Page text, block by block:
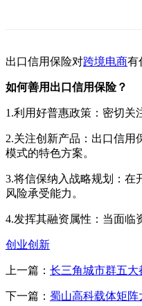
出口信用保险对跨境电商有
如何善用出口信用保险？
1.利用好普惠政策：密切关
2.关注创新产品：出口信用
模式的特色方案。
3.将信保纳入战略规划：在
风险承受能力。
4.发挥其融资属性：当面临
创业创新
上一篇： 长三角城市群五大
下一篇： 蜀山高科载体矩